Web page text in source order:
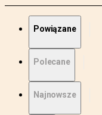
Powiązane
Polecane
Najnowsze